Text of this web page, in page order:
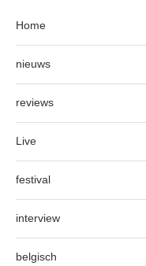
Home
nieuws
reviews
Live
festival
interview
belgisch